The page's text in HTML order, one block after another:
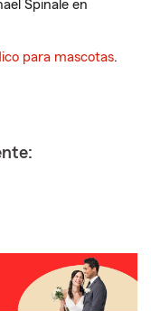
Spinale en
para mascotas.